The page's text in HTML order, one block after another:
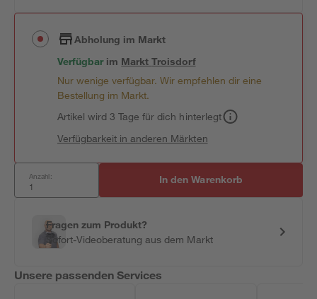
Abholung im Markt
Verfügbar im MarktTroisdorf
Nur wenige verfügbar. Wir empfehlen dir eine
Bestellung im Markt.
Artikel wird 3 Tage für dich hinterlegt
Verfügbarkeit in anderen Märkten
Anzahl: In den Warenkorb
Fragen zum Produkt?
Sofort-Videoberatung aus dem Markt
Unsere passenden Services